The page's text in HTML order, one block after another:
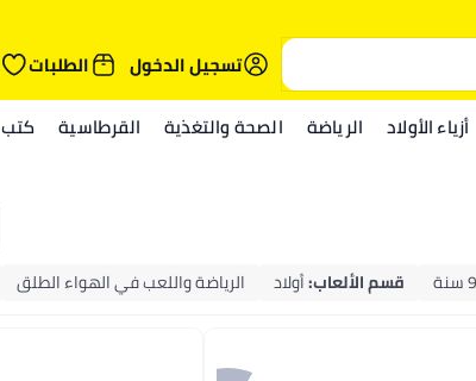
تسجيل الدخول الطلبات
أزياء الأولاد الرياضة الصحة والتغذية القرطاسية كتب
قسم الألعاب:أولاد الرياضة واللعب في الهواء الطلق